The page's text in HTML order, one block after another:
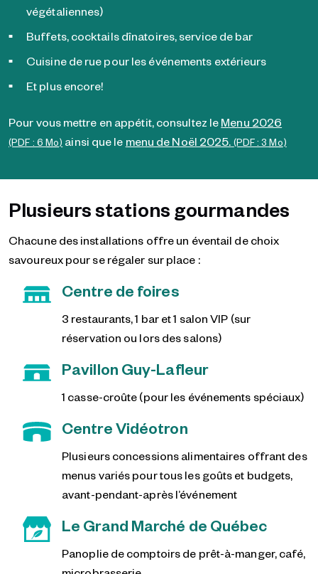
végétaliennes)
Buffets, cocktails dînatoires, service de bar
Cuisine de rue pour les événements extérieurs
Et plus encore!
Pour vous mettre en appétit, consultez le Menu 2026
(PDF : 6 Mo) ainsi que le menu de Noël 2025. (PDF : 3Mo)
Plusieurs stations gourmandes
Chacune des installations offre un éventail de choix
savoureux pour se régaler sur place :
Centre de foires
3 restaurants, 1 bar et 1 salon VIP (sur
réservation ou lors des salons)
Pavillon Guy-Lafleur
1 casse-croûte (pour les événements spéciaux)
Centre Vidéotron
Plusieurs concessions alimentaires offrant des
menus variés pour tous les goûts et budgets,
avant-pendant-après l’événement
Le Grand Marché de Québec
Panoplie de comptoirs de prêt-à-manger, café,